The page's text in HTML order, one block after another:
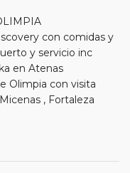
con comidas y
y servicio inc
en Atenas
Olimpia con visita
, Fortaleza